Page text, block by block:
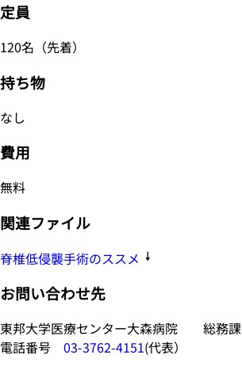
定員
120名（先着）
持ち物
なし
費用
無料
関連ファイル
脊椎低侵襲手術のススメ
お問い合わせ先
東邦大学医療センター大森病院 総務課
電話番号 03-3762-4151(代表）